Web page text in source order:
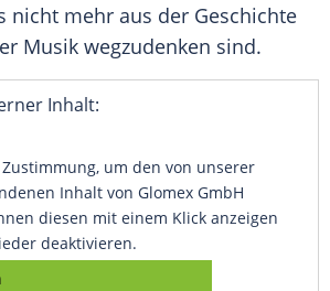
nicht mehr aus der Geschichte
Musik wegzudenken sind.
Inhalt:
um den von unserer
Inhalt von Glomex GmbH
diesen mit einem Klick anzeigen
deaktivieren.